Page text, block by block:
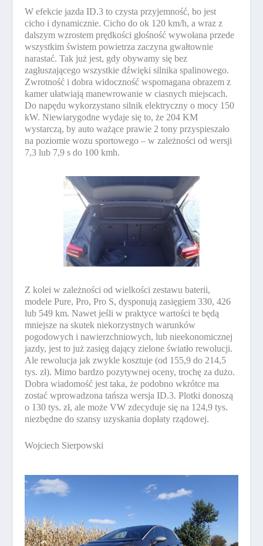
W efekcie jazda ID.3 to czysta przyjemność, bo jest
cicho i dynamicznie. Cicho do ok 120 km/h, a wraz z
dalszym wzrostem prędkości głośność wywołana przede
wszystkim świstem powietrza zaczyna gwałtownie
narastać. Tak już jest, gdy obywamy się bez
zagłuszającego wszystkie dźwięki silnika spalinowego.
Zwrotność i dobra widoczność wspomagana obrazem z
kamer ułatwiają manewrowanie w ciasnych miejscach.
Do napędu wykorzystano silnik elektryczny o mocy 150
kW. Niewiarygodne wydaje się to, że 204 KM
wystarczą, by auto ważące prawie 2 tony przyspieszało
na poziomie wozu sportowego – w zależności od wersji
7,3 lub 7,9 s do 100 kmh.
Z kolei w zależności od wielkości zestawu baterii,
modele Pure, Pro, Pro S, dysponują zasięgiem 330, 426
lub 549 km. Nawet jeśli w praktyce wartości te będą
mniejsze na skutek niekorzystnych warunków
pogodowych i nawierzchniowych, lub nieekonomicznej
jazdy, jest to już zasięg dający zielone światło rewolucji.
Ale rewolucja jak zwykle kosztuje (od 155,9 do 214,5
tys. zł). Mimo bardzo pozytywnej oceny, trochę za dużo.
Dobra wiadomość jest taka, że podobno wkrótce ma
zostać wprowadzona tańsza wersja ID.3. Plotki donoszą
o 130 tys. zł, ale może VW zdecyduje się na 124,9 tys.
niezbędne do szansy uzyskania dopłaty rządowej.
Wojciech Sierpowski